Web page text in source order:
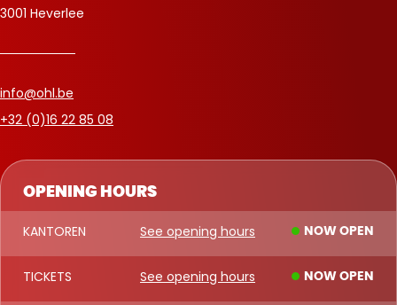
OPENING HOURS
KANTOREN See opening hours NOW OPEN
TICKETS See opening hours NOW OPEN
3001 Heverlee
info@ohl.be
+32 (0)16 22 85 08